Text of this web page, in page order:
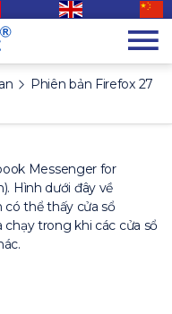
Phiên bản Firefox 27
Messenger for
. Hình dưới đây về
có thể thấy cửa sổ
chạy trong khi các cửa sổ